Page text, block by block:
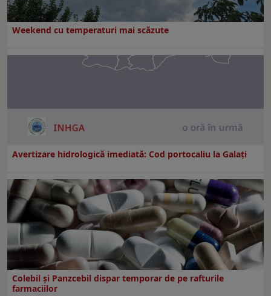
Weekend cu temperaturi mai scăzute
Avertizare hidrologică imediată: Cod portocaliu la Galaţi
Colebil și Panzcebil dispar temporar de pe rafturile
farmaciilor